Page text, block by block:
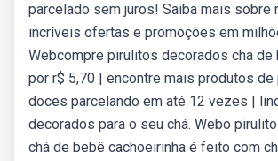
parcelado sem juros! Saiba mais sobre
incríveis ofertas e promoções em
Webcompre pirulitos decorados chá de
por r$ 5,70 | encontre mais produtos de
doces parcelando em até 12 vezes |
decorados para o seu chá. Webo
chá de bebê cachoeirinha é feito com